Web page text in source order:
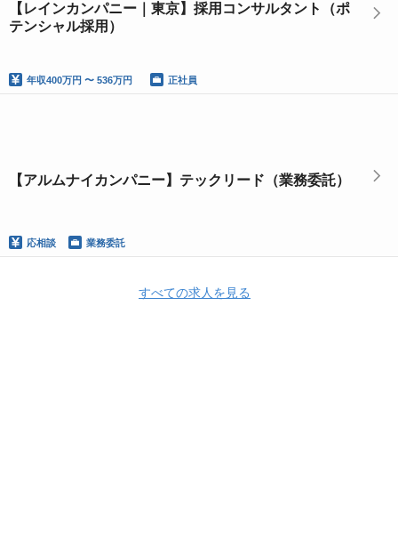
【レインカンパニー｜東京】採用コンサルタント（ポ
テンシャル採用）
年収400万円 〜 536万円 正社員
【アルムナイカンパニー】テックリード（業務委託）
応相談 業務委託
すべての求人を見る